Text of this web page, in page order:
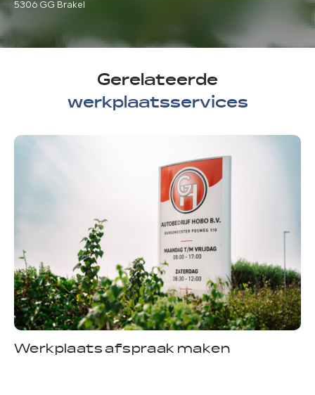
5306 GG Brakel
Gerelateerde
werkplaatsservices
Werkplaats afspraak maken